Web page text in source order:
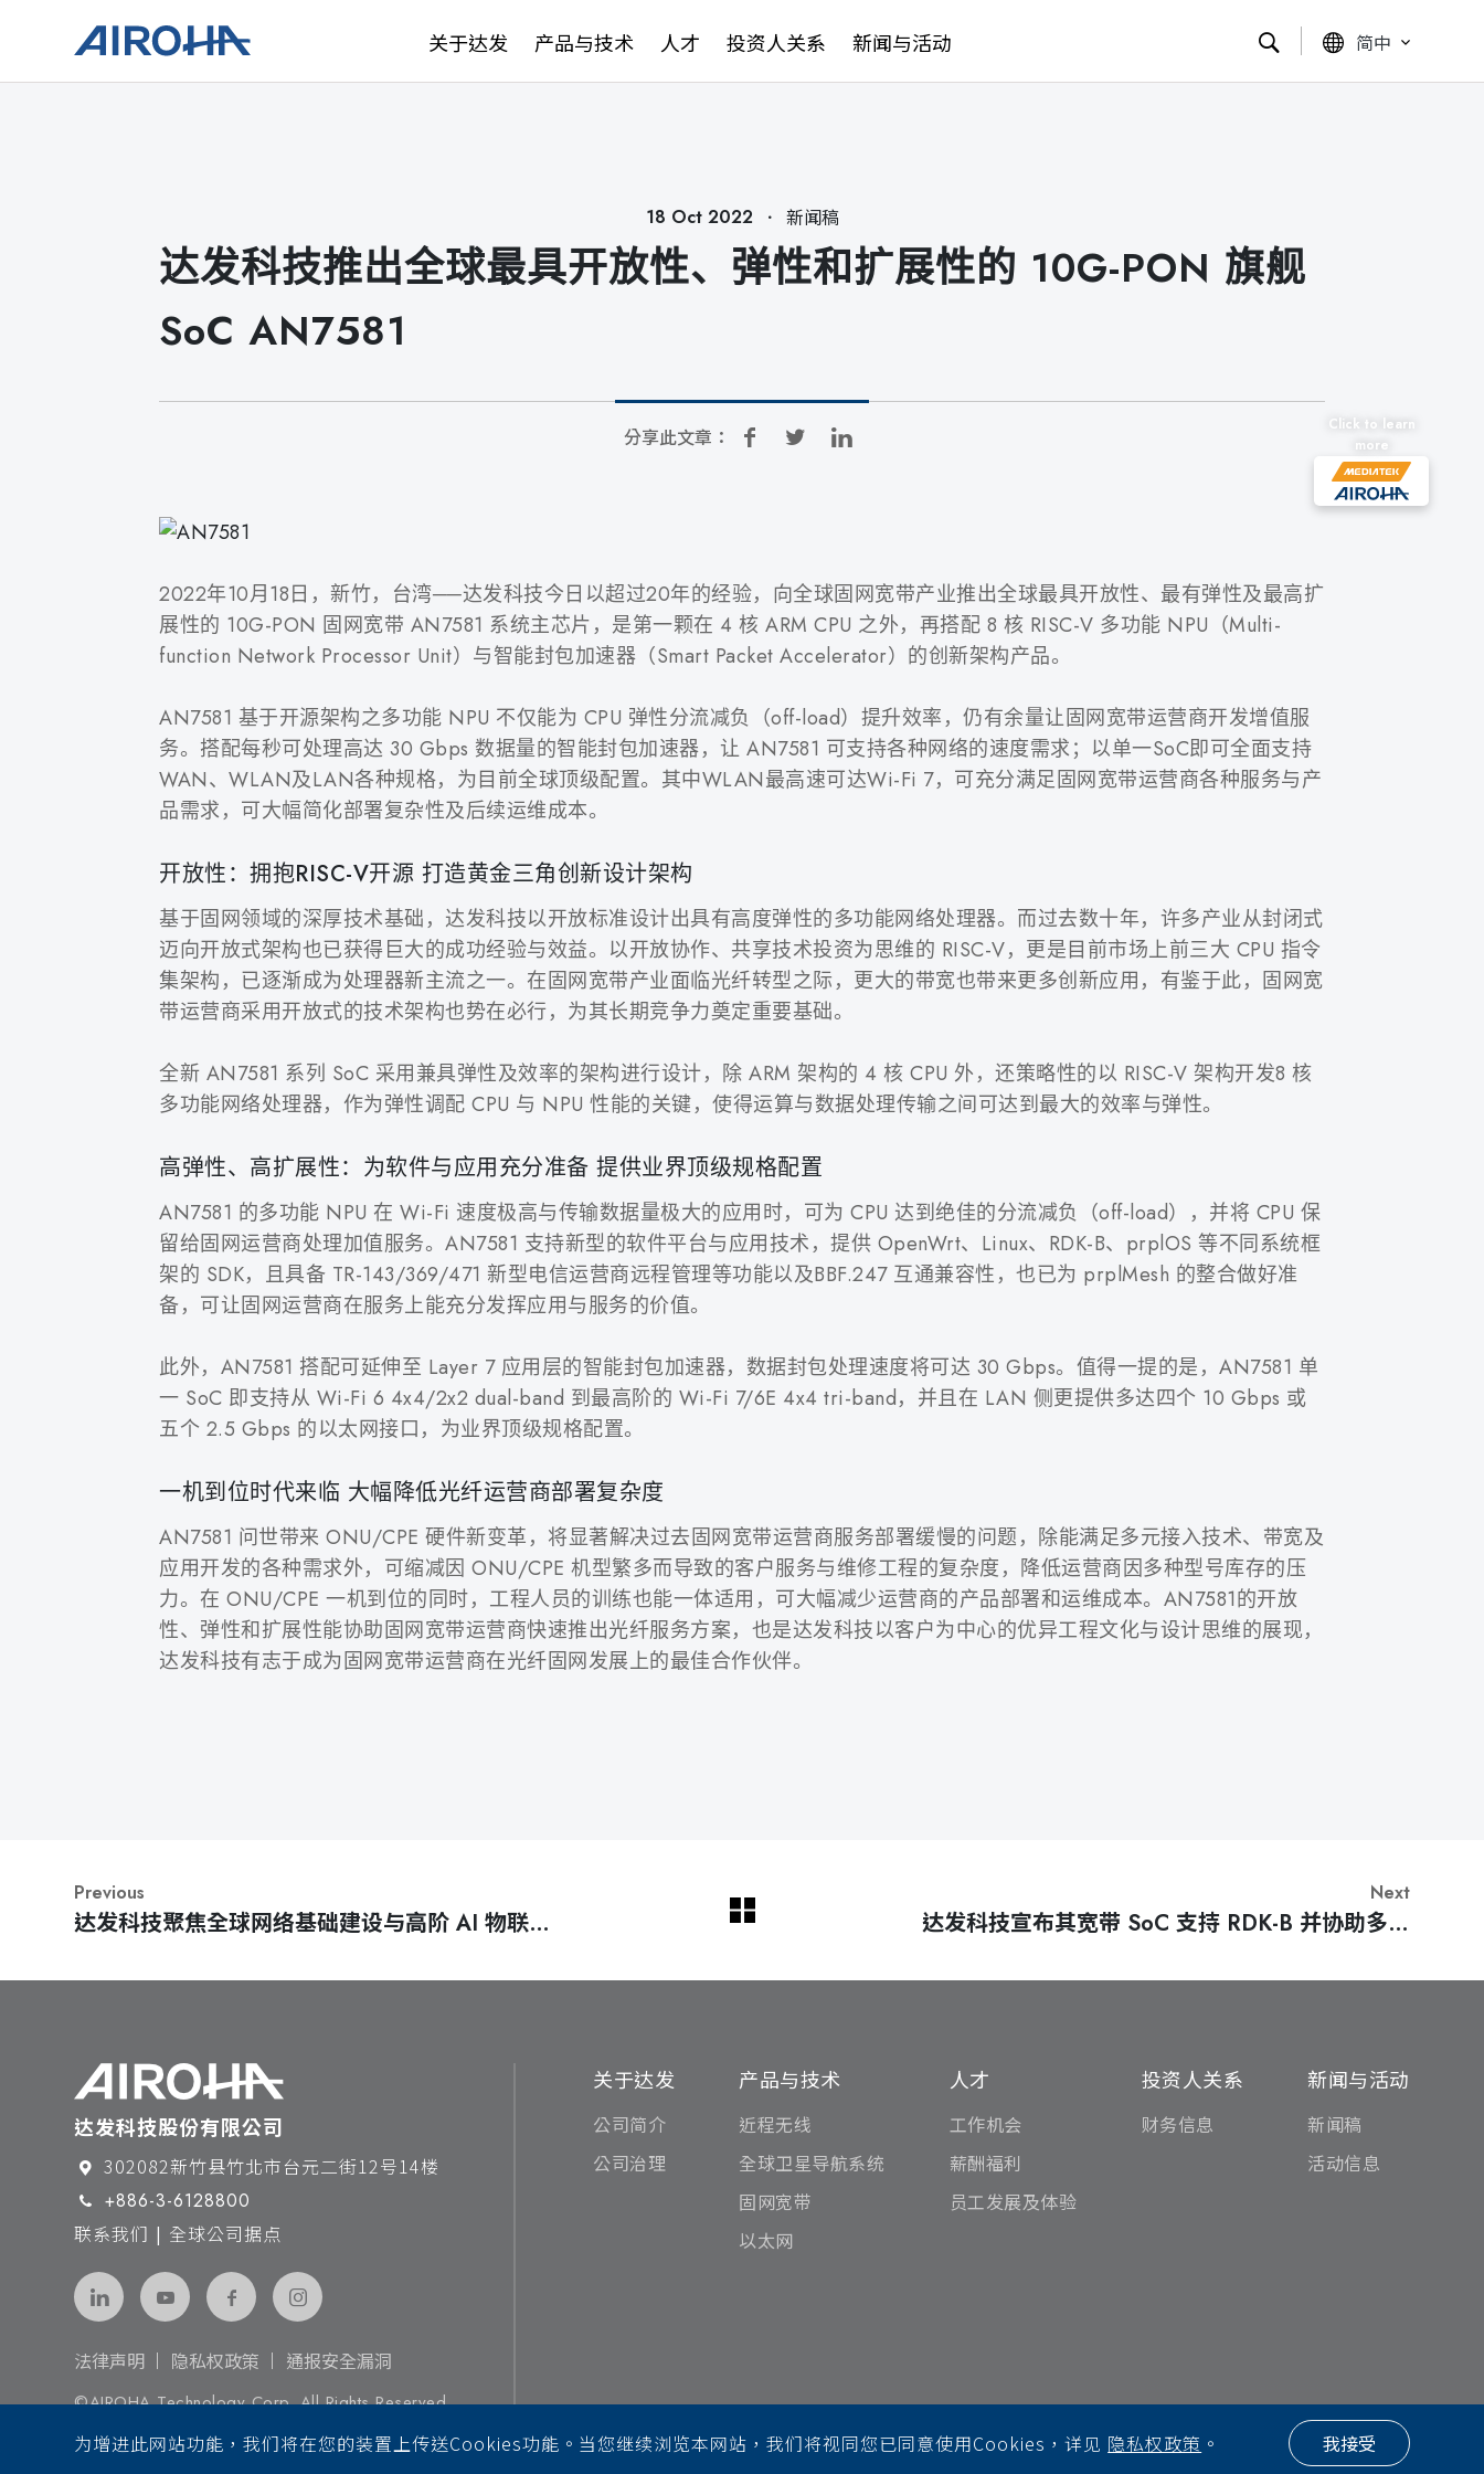
简中
关于达发 产品与技术 人才 投资人关系 新闻与活动
Click to learn
more
18 Oct 2022 ． 新闻稿
达发科技推出全球最具开放性、弹性和扩展性的 10G-PON 旗舰
SoC AN7581
分享此文章：
2022年10月18日，新竹，台湾──达发科技今日以超过20年的经验，向全球固网宽带产业推出全球最具开放性、最有弹性及最高扩
展性的 10G-PON 固网宽带 AN7581 系统主芯片，是第一颗在 4 核 ARM CPU 之外，再搭配 8 核 RISC-V 多功能 NPU（Multi-
function Network Processor Unit）与智能封包加速器（Smart Packet Accelerator）的创新架构产品。
AN7581 基于开源架构之多功能 NPU 不仅能为 CPU 弹性分流减负（off-load）提升效率，仍有余量让固网宽带运营商开发增值服
务。搭配每秒可处理高达 30 Gbps 数据量的智能封包加速器，让 AN7581 可支持各种网络的速度需求；以单一SoC即可全面支持
WAN、WLAN及LAN各种规格，为目前全球顶级配置。其中WLAN最高速可达Wi-Fi 7，可充分满足固网宽带运营商各种服务与产
品需求，可大幅简化部署复杂性及后续运维成本。
开放性：拥抱RISC-V开源 打造黄金三角创新设计架构
基于固网领域的深厚技术基础，达发科技以开放标准设计出具有高度弹性的多功能网络处理器。而过去数十年，许多产业从封闭式
迈向开放式架构也已获得巨大的成功经验与效益。以开放协作、共享技术投资为思维的 RISC-V，更是目前市场上前三大 CPU 指令
集架构，已逐渐成为处理器新主流之一。在固网宽带产业面临光纤转型之际，更大的带宽也带来更多创新应用，有鉴于此，固网宽
带运营商采用开放式的技术架构也势在必行，为其长期竞争力奠定重要基础。
全新 AN7581 系列 SoC 采用兼具弹性及效率的架构进行设计，除 ARM 架构的 4 核 CPU 外，还策略性的以 RISC-V 架构开发8 核
多功能网络处理器，作为弹性调配 CPU 与 NPU 性能的关键，使得运算与数据处理传输之间可达到最大的效率与弹性。
高弹性、高扩展性：为软件与应用充分准备 提供业界顶级规格配置
AN7581 的多功能 NPU 在 Wi-Fi 速度极高与传输数据量极大的应用时，可为 CPU 达到绝佳的分流减负（off-load），并将 CPU 保
留给固网运营商处理加值服务。AN7581 支持新型的软件平台与应用技术，提供 OpenWrt、Linux、RDK-B、prplOS 等不同系统框
架的 SDK，且具备 TR-143/369/471 新型电信运营商远程管理等功能以及BBF.247 互通兼容性，也已为 prplMesh 的整合做好准
备，可让固网运营商在服务上能充分发挥应用与服务的价值。
此外，AN7581 搭配可延伸至 Layer 7 应用层的智能封包加速器，数据封包处理速度将可达 30 Gbps。值得一提的是，AN7581 单
一 SoC 即支持从 Wi-Fi 6 4x4/2x2 dual-band 到最高阶的 Wi-Fi 7/6E 4x4 tri-band，并且在 LAN 侧更提供多达四个 10 Gbps 或
五个 2.5 Gbps 的以太网接口，为业界顶级规格配置。
一机到位时代来临 大幅降低光纤运营商部署复杂度
AN7581 问世带来 ONU/CPE 硬件新变革，将显著解决过去固网宽带运营商服务部署缓慢的问题，除能满足多元接入技术、带宽及
应用开发的各种需求外，可缩减因 ONU/CPE 机型繁多而导致的客户服务与维修工程的复杂度，降低运营商因多种型号库存的压
力。在 ONU/CPE 一机到位的同时，工程人员的训练也能一体适用，可大幅减少运营商的产品部署和运维成本。AN7581的开放
性、弹性和扩展性能协助固网宽带运营商快速推出光纤服务方案，也是达发科技以客户为中心的优异工程文化与设计思维的展现，
达发科技有志于成为固网宽带运营商在光纤固网发展上的最佳合作伙伴。
Previous
达发科技聚焦全球网络基础建设与高阶 AI 物联网
Next
达发科技宣布其宽带 SoC 支持 RDK-B 并协助多家
为增进此网站功能，我们将在您的装置上传送Cookies功能。当您继续浏览本网站，我们将视同您已同意使用Cookies，详见 隐私权政策 。 我接受
达发科技股份有限公司
302082新竹县竹北市台元二街12号14楼
+886-3-6128800
联系我们 | 全球公司据点
法律声明 隐私权政策 通报安全漏洞
©AIROHA Technology Corp. All Rights Reserved.
关于达发
公司简介
公司治理
产品与技术
近程无线
全球卫星导航系统
固网宽带
以太网
人才
工作机会
薪酬福利
员工发展及体验
投资人关系
财务信息
新闻与活动
新闻稿
活动信息